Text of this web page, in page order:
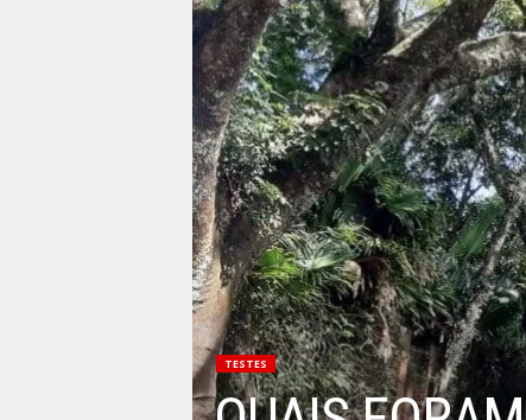
TESTES